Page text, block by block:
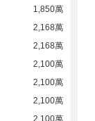
1,850萬
2,168萬
2,168萬
2,100萬
2,100萬
2,100萬